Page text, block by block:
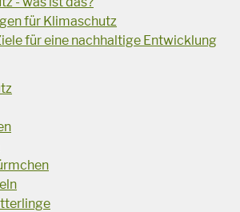
für Klimaschutz
für eine nachhaltige Entwicklung